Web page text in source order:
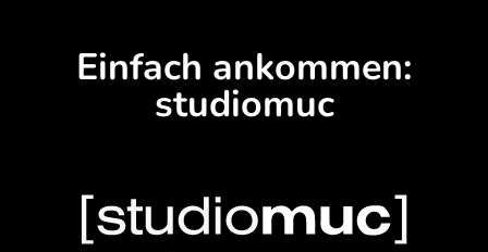
Einfach ankommen:
studiomuc